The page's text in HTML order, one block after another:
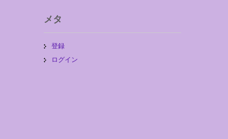
メタ
登録
ログイン